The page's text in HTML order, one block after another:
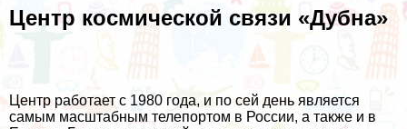
Центр космической связи «Дубна»
Центр работает с 1980 года, и по сей день является
самым масштабным телепортом в России, а также и в